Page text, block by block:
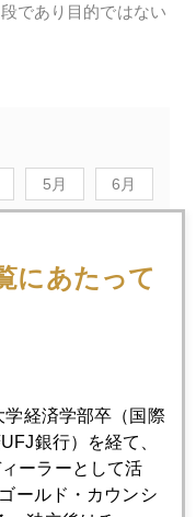
であり目的ではない
5月 6月
ＲＢ重鎮、異例の警
にあたって
経済学部卒（国際
銀行）を経て、
ーラーとして活
ールド・カウンシ